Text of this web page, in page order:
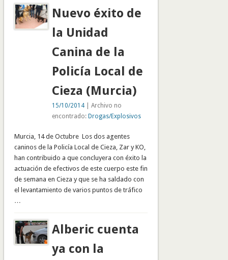
Nuevo éxito de
la Unidad
Canina de la
Policía Local de
Cieza (Murcia)
15/10/2014| Archivo no
encontrado: Drogas/Explosivos
Murcia, 14 de Octubre Los dos agentes
caninos de la Policía Local de Cieza, Zar y KO,
han contribuido a que concluyera con éxito la
actuación de efectivos de este cuerpo este fin
de semana en Cieza y que se ha saldado con
el levantamiento de varios puntos de tráfico
…
Alberic cuenta
ya con la